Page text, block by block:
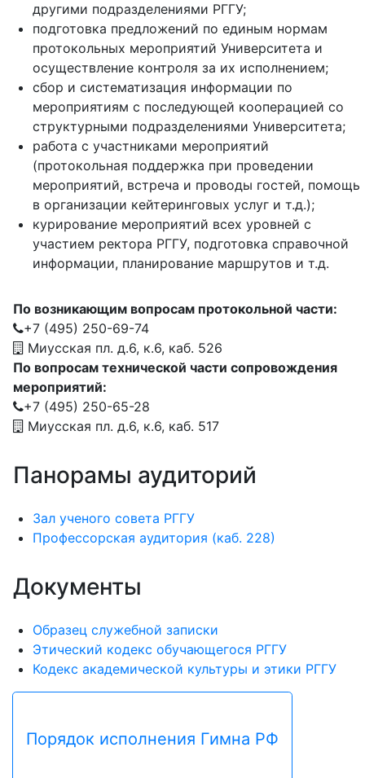
другими подразделениями РГГУ;
подготовка предложений по единым нормам
протокольных мероприятий Университета и
осуществление контроля за их исполнением;
сбор и систематизация информации по
мероприятиям с последующей кооперацией со
структурными подразделениями Университета;
работа с участниками мероприятий
(протокольная поддержка при проведении
мероприятий, встреча и проводы гостей, помощь
в организации кейтеринговых услуг и т.д.);
курирование мероприятий всех уровней с
участием ректора РГГУ, подготовка справочной
информации, планирование маршрутов и т.д.
По возникающим вопросам протокольной части:
+7 (495) 250-69-74
Миусская пл. д.6, к.6, каб. 526
По вопросам технической части сопровождения
мероприятий:
+7 (495) 250-65-28
Миусская пл. д.6, к.6, каб. 517
Панорамы аудиторий
Зал ученого совета РГГУ
Профессорская аудитория (каб. 228)
Документы
Образец служебной записки
Этический кодекс обучающегося РГГУ
Кодекс академической культуры и этики РГГУ
Порядок исполнения Гимна РФ